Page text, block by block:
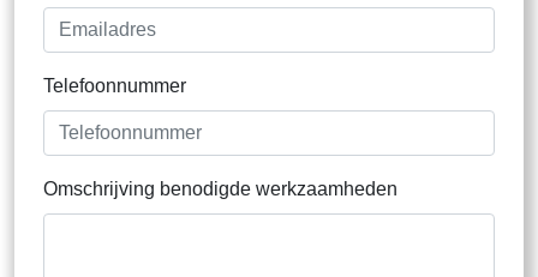
Telefoonnummer
Omschrijving benodigde werkzaamheden